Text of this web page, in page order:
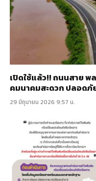
เปิดใช้แล้ว!! ถนนสาย พ
คมนาคมสะดวก ปลอดภั
29 มิถุนายน 2026 9:57 น.